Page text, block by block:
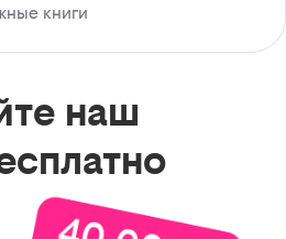
книги
наш